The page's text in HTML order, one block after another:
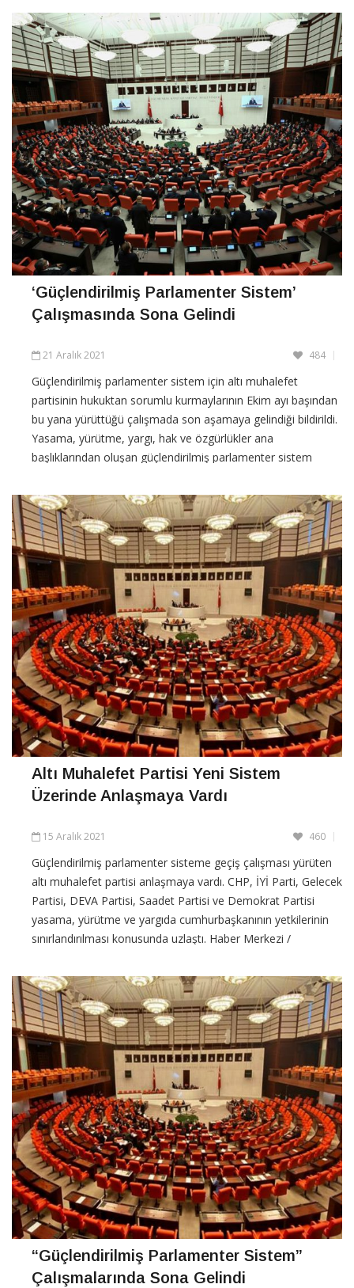
CONTINUE READING
‘Güçlendirilmiş Parlamenter Sistem’
Çalışmasında Sona Gelindi
Güçlendirilmiş parlamenter sistem için altı muhalefet
partisinin hukuktan sorumlu kurmaylarının Ekim ayı başından
bu yana yürüttüğü çalışmada son aşamaya gelindiği bildirildi.
Yasama, yürütme, yargı, hak ve özgürlükler ana
başlıklarından oluşan güçlendirilmiş parlamenter sistem
taslak önerisinin son düzenleme işlemlerinin ardından parti
CONTINUE READING
Altı Muhalefet Partisi Yeni Sistem
Üzerinde Anlaşmaya Vardı
Güçlendirilmiş parlamenter sisteme geçiş çalışması yürüten
altı muhalefet partisi anlaşmaya vardı. CHP, İYİ Parti, Gelecek
Partisi, DEVA Partisi, Saadet Partisi ve Demokrat Partisi
yasama, yürütme ve yargıda cumhurbaşkanının yetkilerinin
sınırlandırılması konusunda uzlaştı. Haber Merkezi /
Anlaşmanın ardından Gelecek Partisi Seçim ve Hukuk
CONTINUE READING
“Güçlendirilmiş Parlamenter Sistem”
Çalışmalarında Sona Gelindi